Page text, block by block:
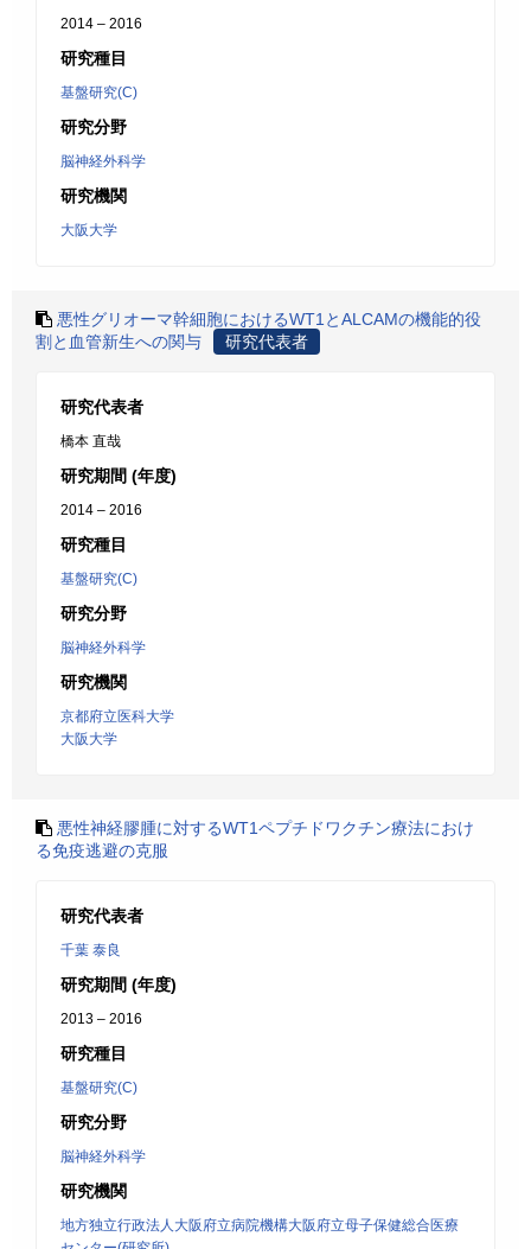
2014 – 2016
研究種目
基盤研究(C)
研究分野
脳神経外科学
研究機関
大阪大学
悪性グリオーマ幹細胞におけるWT1とALCAMの機能的役
割と血管新生への関与
研究代表者
研究代表者
橋本 直哉
研究期間 (年度)
2014 – 2016
研究種目
基盤研究(C)
研究分野
脳神経外科学
研究機関
京都府立医科大学
大阪大学
悪性神経膠腫に対するWT1ペプチドワクチン療法におけ
る免疫逃避の克服
研究代表者
千葉 泰良
研究期間 (年度)
2013 – 2016
研究種目
基盤研究(C)
研究分野
脳神経外科学
研究機関
地方独立行政法人大阪府立病院機構大阪府立母子保健総合医療